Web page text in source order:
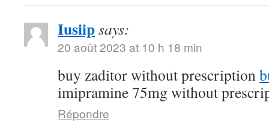
Iusiipsays:
20 août 2023 at 10 h 18 min
buy zaditor without prescription
imipramine 75mg without
Répondre